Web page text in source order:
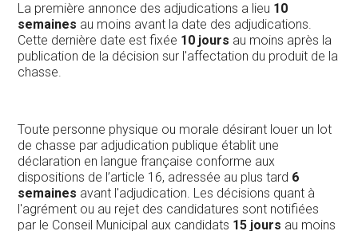
La première annonce des adjudications a lieu 10
semaines au moins avant la date des adjudications.
Cette dernière date est fixée 10 jours au moins après la
publication de la décision sur l'affectation du produit de la
chasse.
Toute personne physique ou morale désirant louer un lot
de chasse par adjudication publique établit une
déclaration en langue française conforme aux
dispositions de l’article 16, adressée au plus tard 6
semaines avant l'adjudication. Les décisions quant à
l'agrément ou au rejet des candidatures sont notifiées
par le Conseil Municipal aux candidats 15 jours au moins